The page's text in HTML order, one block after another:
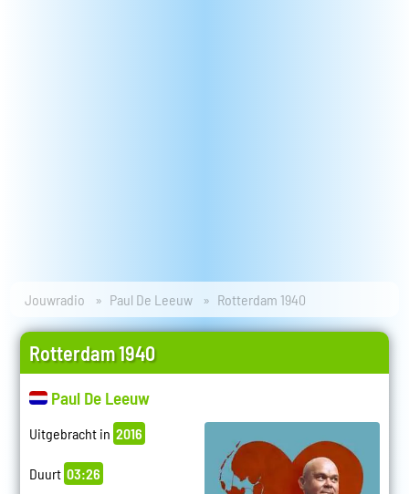
Jouwradio Paul De Leeuw Rotterdam 1940
Rotterdam 1940
Paul De Leeuw
Uitgebracht in 2016
Duurt 03:26